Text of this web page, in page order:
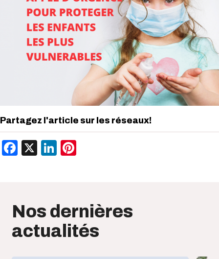
Partagez l'article sur les réseaux!
Facebook
X LinkedIn
Nos dernières
actualités